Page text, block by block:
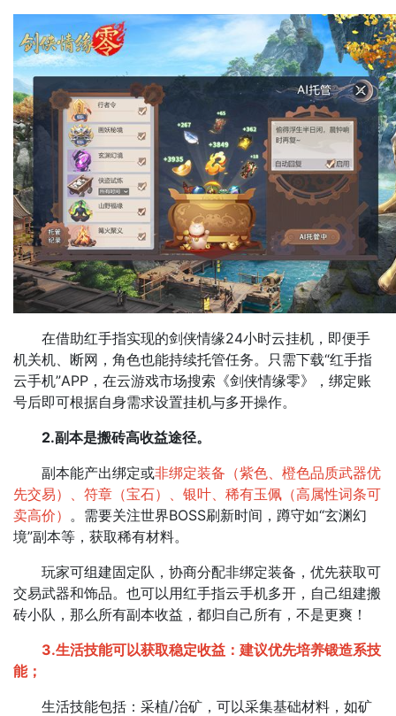
在借助红手指实现的剑侠情缘24小时云挂机，即便手
机关机、断网，角色也能持续托管任务。 只需下载“红手指
云手机”APP，在云游戏市场搜索《剑侠情缘零》，绑定账
号后即可根据自身需求设置挂机与多开操作。
2.副本是搬砖高收益途径。
副本能产出绑定或非绑定装备（紫色、橙色品质武器优
先交易）、符章（宝石）、银叶、稀有玉佩（高属性词条可
卖高价） 。需要关注世界BOSS刷新时间，蹲守如“玄渊幻
境”副本等，获取稀有材料。​
玩家可组建固定队，协商分配非绑定装备，优先获取可
交易武器和饰品。也可以用红手指云手机多开，自己组建搬
砖小队，那么所有副本收益，都归自己所有，不是更爽！
3.生活技能可以获取稳定收益：建议优先培养锻造系技
能；
生活技能包括：采植/冶矿，可以采集基础材料，如矿